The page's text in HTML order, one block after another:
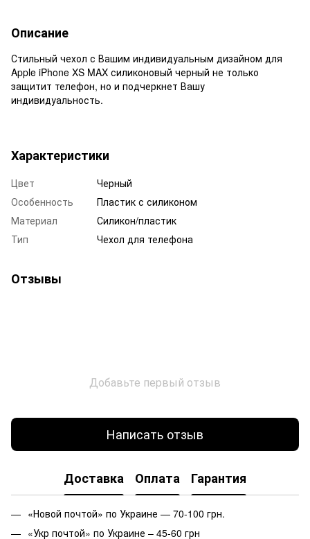
Описание
Стильный чехол с Вашим индивидуальным дизайном для
Apple iPhone XS MAX силиконовый черный не только
защитит телефон, но и подчеркнет Вашу
индивидуальность.
Характеристики
Цвет
Черный
Особенность
Пластик с силиконом
Материал
Силикон/пластик
Тип
Чехол для телефона
Отзывы
Добавьте первый отзыв
Написать отзыв
Доставка Оплата Гарантия
«Новой почтой» по Украине — 70-100 грн.
«Укр почтой» по Украине – 45-60 грн